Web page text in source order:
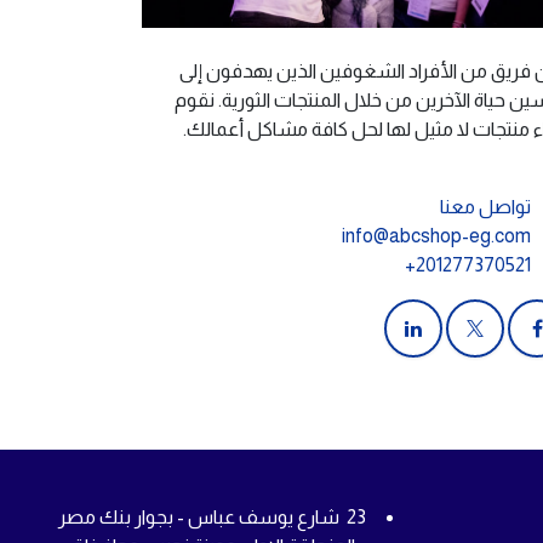
فريق من الأفراد الشغوفين الذين يهدفون إلى
حياة الآخرين من خلال المنتجات الثورية. نقوم
منتجات لا مثيل لها لحل كافة مشاكل أعمالك.
تواصل معنا
info@abcshop-eg.com
+201277370521
23 شارع يوسف عباس - بجوار بنك مصر